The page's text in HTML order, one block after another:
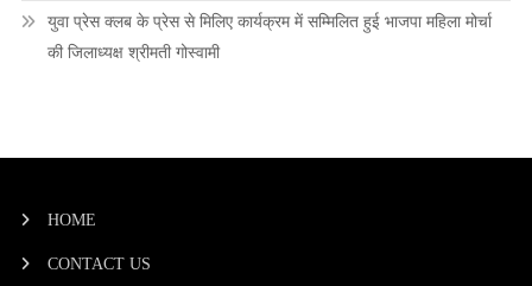
युवा प्रेस क्लब के प्रेस से मिलिए कार्यक्रम में सम्मिलित हुई भाजपा महिला मोर्चा
की जिलाध्यक्ष श्रीमती गोस्वामी
HOME
CONTACT US